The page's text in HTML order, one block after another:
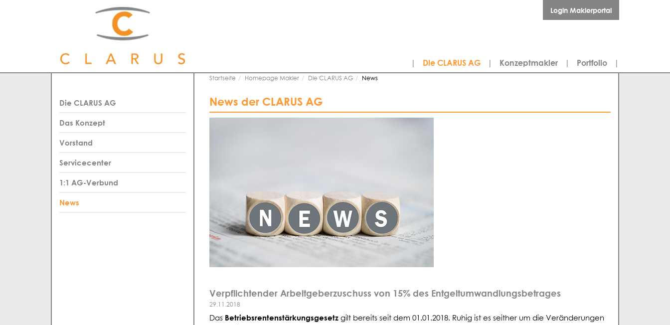
Login Maklerportal
| Die CLARUS AG | Konzeptmakler | Portfolio |
Die CLARUS AG
Das Konzept
Vorstand
Servicecenter
1:1 AG-Verbund
News
Startseite Homepage Makler Die CLARUS AG News
News der CLARUS AG
Verpflichtender Arbeitgeberzuschuss von 15% des Entgeltumwandlungsbetrages
29.11.2018
Das Betriebsrentenstärkungsgesetz gilt bereits seit dem 01.01.2018. Ruhig ist es seither um die Veränderungen